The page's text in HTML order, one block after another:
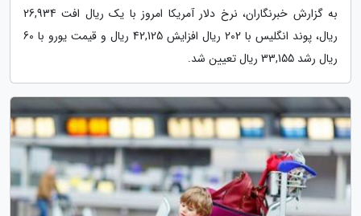
به گزارش خبرنگاران، نرخ دلار آمریکا امروز با یک ریال افت 26,934
ریال، پوند انگلیس با 202 ریال افزایش 42,125 ریال و قیمت یورو با 60
ریال رشد 33,155 ریال تعیین شد.